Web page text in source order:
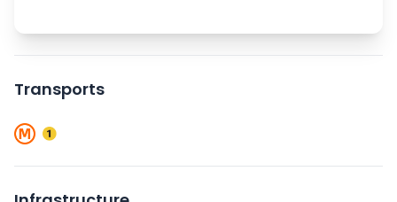
Transports